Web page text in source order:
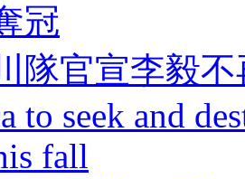
冠
隊官宣李毅
to seek and
fall